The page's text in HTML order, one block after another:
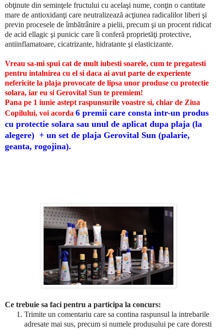
obţinute din seminţele fructului cu acelaşi nume, conţin o cantitate
mare de antioxidanţi care neutralizează acţiunea radicalilor liberi şi
previn procesele de îmbătrânire a pielii, precum şi un procent ridicat
de acid ellagic şi punicic care îi conferă proprietăţi protective,
antiinflamatoare, cicatrizante, hidratante şi elasticizante.
Vreau sa-mi spui cat de mult iubesti soarele, cum te pregatesti
pentru intalnirea cu el si daca ai avut parte de experiente
nefericite la plaja provocate de lipsa unor produse cu protectie
solara, iar eu si Gerovital Sun te premiem!
Pana pe 1 iunie astept raspunsurile voastre si, chiar de Ziua
Copilului, voi acorda 6 premii care consta intr-un produs
cu protectie solara sau unul de aplicat dupa plaja (la
alegere) + un set de plaja Gerovital Sun (palarie,
geanta, rogojina).
Ce trebuie sa faci pentru a participa la concurs:
Trimite un comentariu care sa contina raspunsul la intrebarile
adresate mai sus, precum si numele produsului pe care doresti